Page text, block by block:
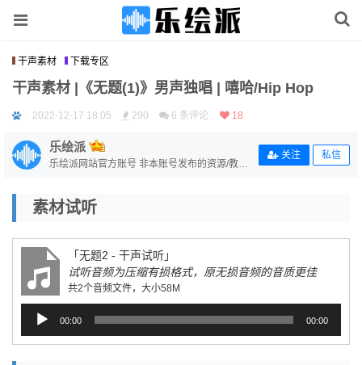
干声素材 下载专区
干声素材 |《无题(1)》男声独唱 | 嘻哈/Hip Hop
2022-12-17 18:05 290 6 条评论 18
乐绘派
乐绘派网站官方账号 非本账号发布的资源/教程
关注 私信
素材试听
「无题2 - 干声试听」
试听音频为压缩有损格式，原无损音频的音质更佳
共2个音频文件，大小58M
播
00:00 00:00